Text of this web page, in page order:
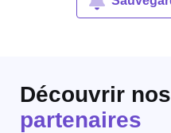
Découvrir nos
partenaires